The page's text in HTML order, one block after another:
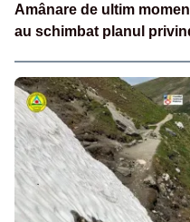
Amânare de ultim
au schimbat planul